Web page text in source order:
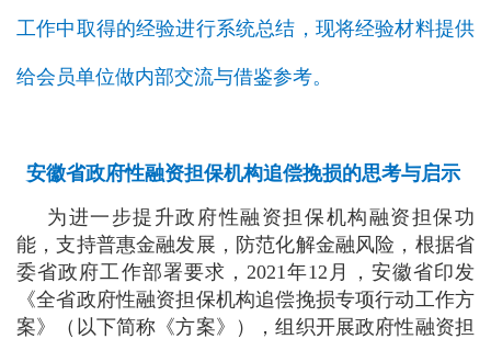
工作中取得的经验进行系统总结，现将经验材料提供
给会员单位做内部交流与借鉴参考。
安徽省政府性融资担保机构追偿挽损的思考与启示
为进一步提升政府性融资担保机构融资担保功
能，支持普惠金融发展，防范化解金融风险，根据省
委省政府工作部署要求，2021年12月，安徽省印发
《全省政府性融资担保机构追偿挽损专项行动工作方
案》（以下简称《方案》），组织开展政府性融资担